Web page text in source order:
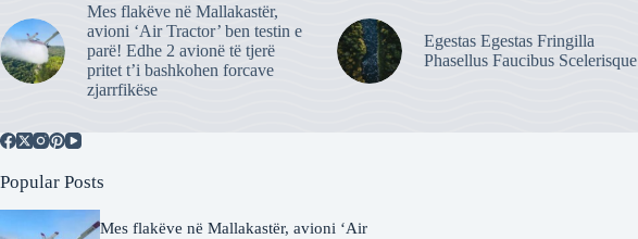
Mes flakëve në Mallakastër,
avioni ‘Air Tractor’ ben testin e
parë! Edhe 2 avionë të tjerë
pritet t’i bashkohen forcave
zjarrfikëse
Egestas Egestas Fringilla
Phasellus Faucibus Scelerisque
Popular Posts
Mes flakëve në Mallakastër, avioni ‘Air